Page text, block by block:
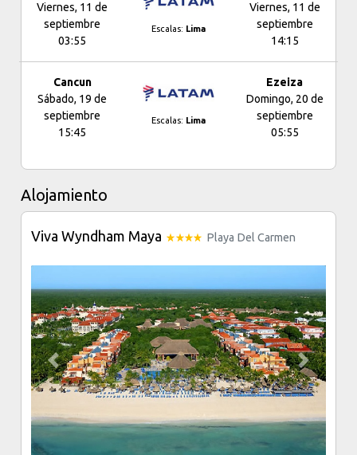
Viernes, 11 de
septiembre
03:55
Escalas: Lima
Viernes, 11 de
septiembre
14:15
Cancun
Sábado, 19 de
septiembre
15:45
Escalas: Lima
Ezeiza
Domingo, 20 de
septiembre
05:55
Alojamiento
Viva Wyndham Maya Playa Del Carmen
Previous Next